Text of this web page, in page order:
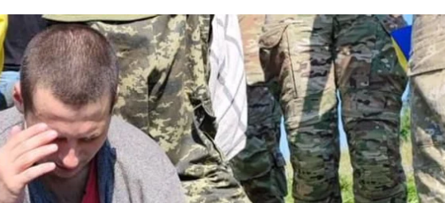
з полону українці, 6 липня 2023 року
Андрій Єрмак
ще 45 українців — з—поміж них військові Збройних сил,
а також двоє цивільних.
Андрій Єрмак 6 липня.
штаб з питань поводження з військовополоненимиуточнив,
цивільних.
ЗСУ (серед них тероборони — 10), 10 нацгвардійців, 4
моряк.